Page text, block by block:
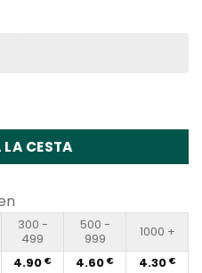
Disposable Vape
CESTA
300 -
499
500 -
999
1000 +
4.90 € 4.60 € 4.30 €